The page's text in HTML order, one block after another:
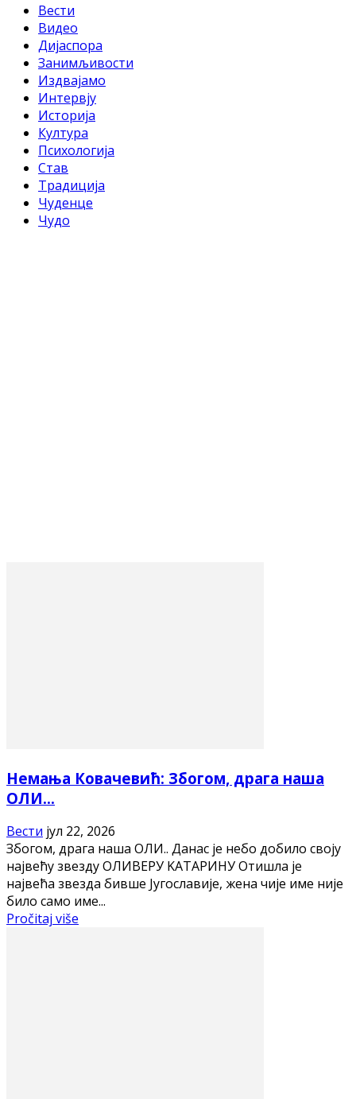
Вести
Видео
Дијаспора
Занимљивости
Издвајамо
Интервју
Историја
Култура
Психологија
Став
Традиција
Чуденце
Чудо
Немања Ковачевић: Збогом, драга наша
ОЛИ…
Вести јул 22, 2026
Збогом, драга наша ОЛИ.. Данас је небо добило своју
највећу звезду ОЛИВЕРУ KАТАРИНУ Отишла је
највећа звезда бивше Југославије, жена чије име није
било само име...
Pročitaj više